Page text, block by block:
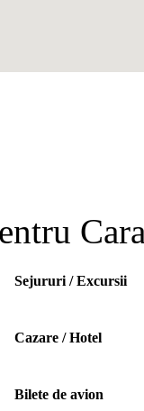
Sejururi / Excursii
Cazare / Hotel
Bilete de avion